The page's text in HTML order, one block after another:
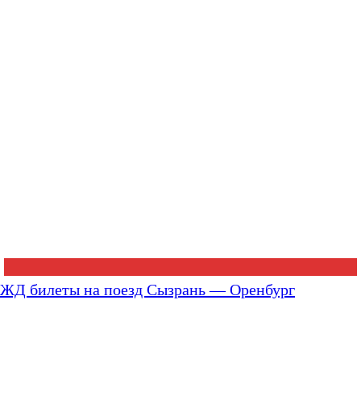
ЖД билеты на поезд Сызрань — Оренбург